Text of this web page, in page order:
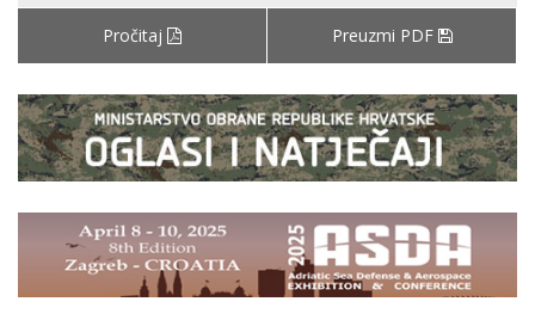
Pročitaj Preuzmi PDF